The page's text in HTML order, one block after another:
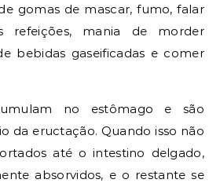
gomas de mascar, fumo, falar
refeições, mania de morder
bebidas gaseificadas e comer
no estômago e são
da eructação. Quando isso não
até o intestino delgado,
absorvidos, e o restante se